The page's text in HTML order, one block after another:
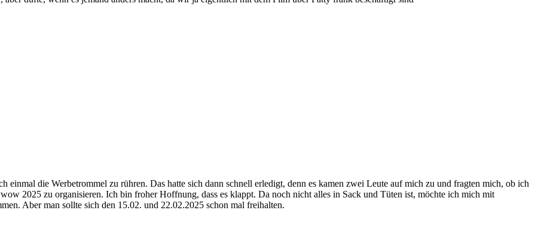
die Werbetrommel zu rühren. Das hatte sich dann schnell erledigt, denn es kamen zwei Leute auf mich zu und fragten mich, ob ich
2025 zu organisieren. Ich bin froher Hoffnung, dass es klappt. Da noch nicht alles in Sack und Tüten ist, möchte ich mich mit
Aber man sollte sich den 15.02. und 22.02.2025 schon mal freihalten.